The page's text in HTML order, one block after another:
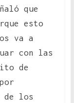
que
esto
va a
con las
de
de los